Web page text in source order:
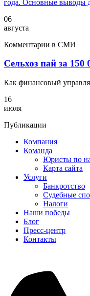
года. Основные выводы
06
августа
Комментарии в СМИ
Сельхоз пай за 150
Как финансовый
16
июля
Публикации
Компания
Команда
Юристы по
Карта сайта
Услуги
Банкротство
Судебные
Налоги
Наши победы
Блог
Пресс-центр
Контакты